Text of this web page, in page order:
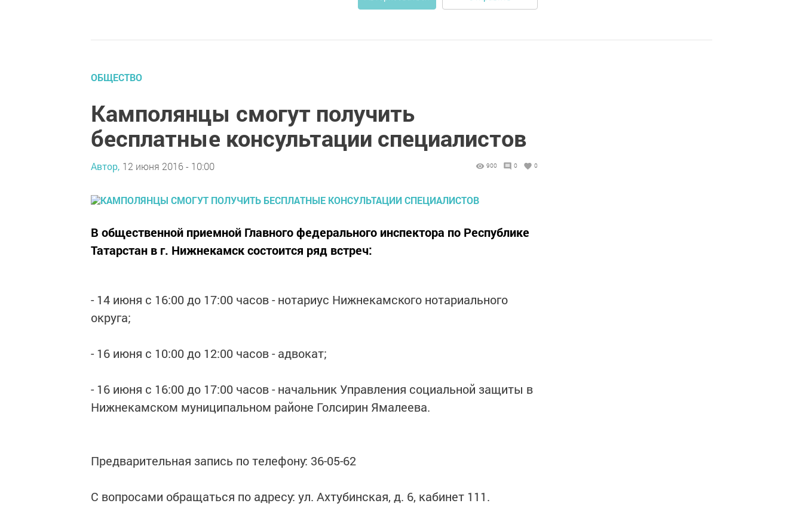
ОБЩЕСТВО
Камполянцы смогут получить
бесплатные консультации специалистов
Автор, 12 июня 2016 - 10:00 900 0 0
В общественной приемной Главного федерального инспектора по Республике
Татарстан в г. Нижнекамск состоится ряд встреч:
- 14 июня с 16:00 до 17:00 часов - нотариус Нижнекамского нотариального
округа;
- 16 июня с 10:00 до 12:00 часов - адвокат;
- 16 июня с 16:00 до 17:00 часов - начальник Управления социальной защиты в
Нижнекамском муниципальном районе Голсирин Ямалеева.
Предварительная запись по телефону: 36-05-62
С вопросами обращаться по адресу: ул. Ахтубинская, д. 6, кабинет 111.